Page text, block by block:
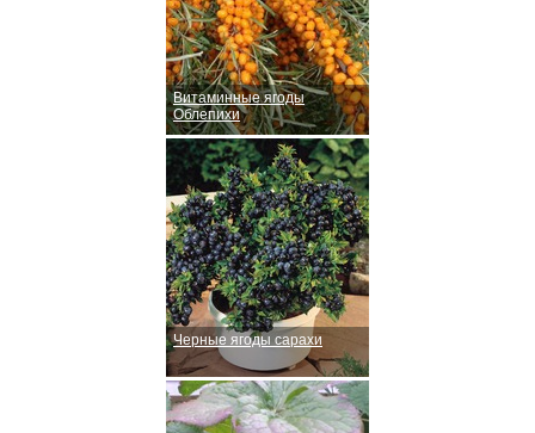
Витаминные ягоды
Облепихи
Черные ягоды сарахи